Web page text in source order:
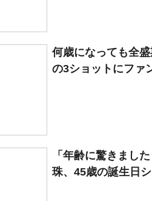
何歳になっても全
の3ショットにファ
「年齢に驚きまし
珠、45歳の誕生日